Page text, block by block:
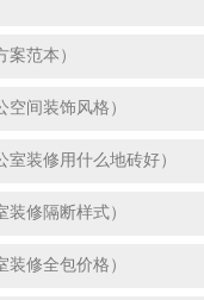
范本）
间装饰风格）
装修用什么地砖好）
修隔断样式）
修全包价格）